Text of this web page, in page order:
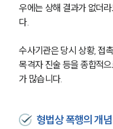
우에는 상해 결과가 없더
다.
수사기관은 당시 상황, 접
목격자 진술 등을 종합적
가 많습니다.
형법상 폭행의 개념